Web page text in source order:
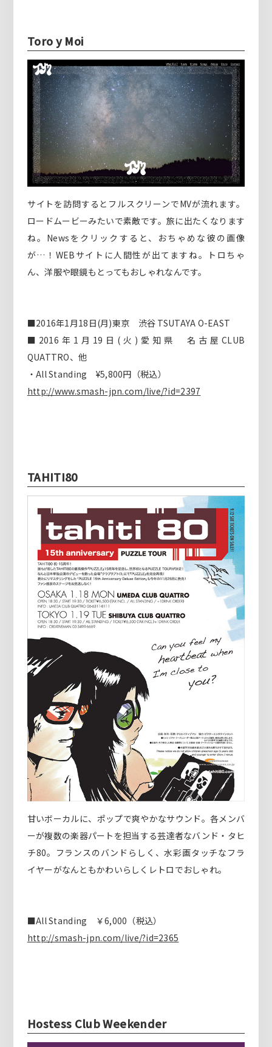
Toro y Moi
サイトを訪問するとフルスクリーンでMVが流れます。
ロードムービーみたいで素敵です。旅に出たくなります
ね。Newsをクリックすると、おちゃめな彼の画像
が…！WEBサイトに人間性が出てますね。トロちゃ
ん、洋服や眼鏡もとってもおしゃれなんです。
■2016年1月18日(月)東京 渋谷 TSUTAYA O-EAST
■2016年1月19日(火)愛知県 名古屋CLUB
QUATTRO、他
・All Standing ¥5,800円（税込）
http://www.smash-jpn.com/live/?id=2397
TAHITI80
甘いボーカルに、ポップで爽やかなサウンド。各メンバ
ーが複数の楽器パートを担当する芸達者なバンド・タヒ
チ80。フランスのバンドらしく、水彩画タッチなフラ
イヤーがなんともかわいらしくレトロでおしゃれ。
■All Standing ￥6,000（税込）
http://smash-jpn.com/live/?id=2365
Hostess Club Weekender